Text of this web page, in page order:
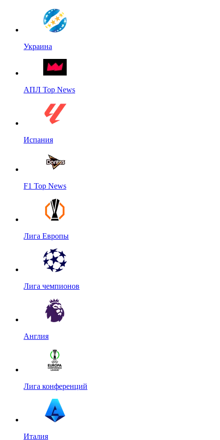
Украина
АПЛ Top News
Испания
F1 Top News
Лига Европы
Лига чемпионов
Англия
Лига конференций
Италия